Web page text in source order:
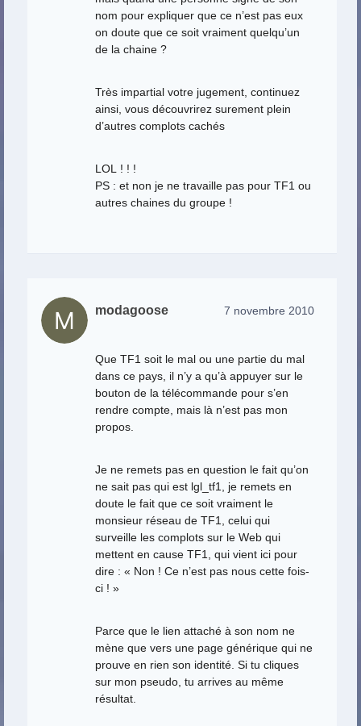
nom pour expliquer que ce n’est pas eux
on doute que ce soit vraiment quelqu’un
de la chaine ?
Très impartial votre jugement, continuez
ainsi, vous découvrirez surement plein
d’autres complots cachés
LOL ! ! !
PS : et non je ne travaille pas pour TF1 ou
autres chaines du groupe !
modagoose 7 novembre 2010
Que TF1 soit le mal ou une partie du mal
dans ce pays, il n’y a qu’à appuyer sur le
bouton de la télécommande pour s’en
rendre compte, mais là n’est pas mon
propos.
Je ne remets pas en question le fait qu’on
ne sait pas qui est lgl_tf1, je remets en
doute le fait que ce soit vraiment le
monsieur réseau de TF1, celui qui
surveille les complots sur le Web qui
mettent en cause TF1, qui vient ici pour
dire : « Non ! Ce n’est pas nous cette fois-
ci ! »
Parce que le lien attaché à son nom ne
mène que vers une page générique qui ne
prouve en rien son identité. Si tu cliques
sur mon pseudo, tu arrives au même
résultat.